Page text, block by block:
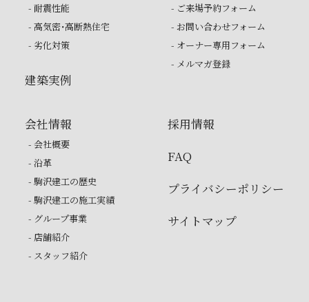
- 耐震性能
- 高気密・高断熱住宅
- 劣化対策
建築実例
- ご来場予約フォーム
- お問い合わせフォーム
- オーナー専用フォーム
- メルマガ登録
会社情報
- 会社概要
- 沿革
- 駒沢建工の歴史
- 駒沢建工の施工実績
- グループ事業
- 店舗紹介
- スタッフ紹介
採用情報
FAQ
プライバシーポリシー
サイトマップ